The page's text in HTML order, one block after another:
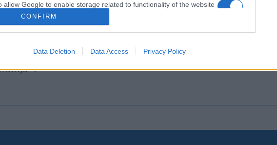
allow Google to enable storage related to functionality of the website
allow Google to enable storage related to personalization.
functionality and fraud prevention, and other user protection.
CONFIRM
Data Deletion Data Access Privacy Policy
legendája,
A hiba, amit elul hónapban